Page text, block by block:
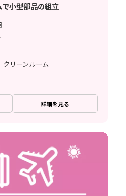
小型部品の組立
クリーンルーム
詳細を見る